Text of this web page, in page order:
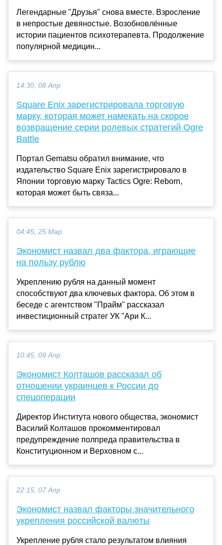
Легендарные "Друзья" снова вместе. Взросление
в непростые девяностые. Возобновлённые
истории пациентов психотерапевта. Продолжение
популярной медицин...
14:30, 08 Апр
Square Enix зарегистрировала торговую
марку, которая может намекать на скорое
возвращение серии ролевых стратегий Ogre
Battle
Портал Gematsu обратил внимание, что
издательство Square Enix зарегистрировало в
Японии торговую марку Tactics Ogre: Reborn,
которая может быть связа...
04:45, 25 Мар
Экономист назвал два фактора, играющие
на пользу рублю
Укреплению рубля на данный момент
способствуют два ключевых фактора. Об этом в
беседе с агентством "Прайм" рассказал
инвестиционный стратег УК "Ари К...
10:45, 09 Апр
Экономист Колташов рассказал об
отношении украинцев к России до
спецоперации
Директор Института нового общества, экономист
Василий Колташов прокомментировал
предупреждение полпреда правительства в
Конституционном и Верховном с...
22:15, 07 Апр
Экономист назвал факторы значительного
укрепления российской валюты
Укрепление рубля стало результатом влияния